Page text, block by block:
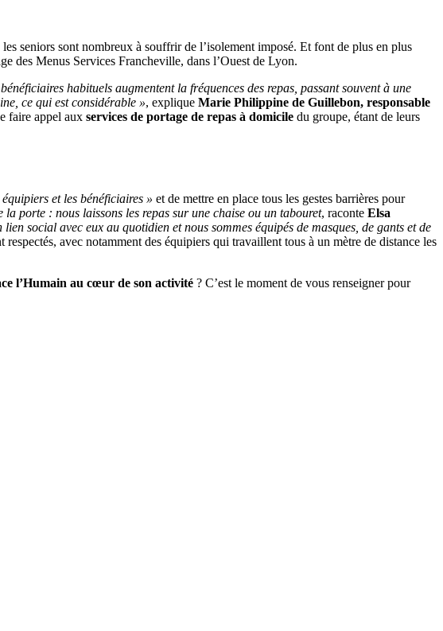
seniors sont nombreux à souffrir de l’isolement imposé. Et font de plus en plus
des Menus Services Francheville, dans l’Ouest de Lyon.
habituels augmentent la fréquences des repas, passant souvent à une
ce qui est considérable », explique Marie Philippine de Guillebon, responsable
faire appel aux services de portage de repas à domicile du groupe, étant de leurs
et les bénéficiaires » et de mettre en place tous les gestes barrières pour
porte : nous laissons les repas sur une chaise ou un tabouret, raconte Elsa
social avec eux au quotidien et nous sommes équipés de masques, de gants et de
avec notamment des équipiers qui travaillent tous à un mètre de distance les
l’Humain au cœur de son activité ? C’est le moment de vous renseigner pour